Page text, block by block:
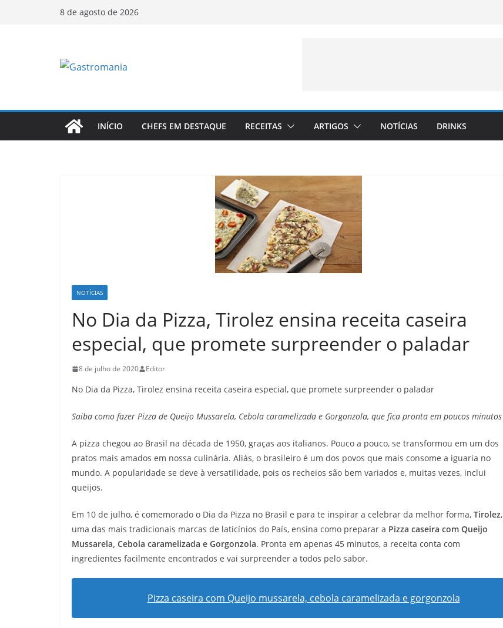
8 de agosto de 2026
INÍCIO CHEFS EM DESTAQUE RECEITAS ARTIGOS NOTÍCIAS DRINKS
NOTÍCIAS
No Dia da Pizza, Tirolez ensina receita caseira
especial, que promete surpreender o paladar
8 de julho de 2020 Editor
No Dia da Pizza, Tirolez ensina receita caseira especial, que promete surpreender o paladar
Saiba como fazer Pizza de Queijo Mussarela, Cebola caramelizada e Gorgonzola, que fica pronta em poucos minutos
A pizza chegou ao Brasil na década de 1950, graças aos italianos. Pouco a pouco, se transformou em um dos
pratos mais amados em nossa culinária. Aliás, o brasileiro é um dos povos que mais consome a iguaria no
mundo. A popularidade se deve à versatilidade, pois os recheios são bem variados e, muitas vezes, inclui
queijos.
Em 10 de julho, é comemorado o Dia da Pizza no Brasil e para te inspirar a celebrar da melhor forma, Tirolez,
uma das mais tradicionais marcas de laticínios do País, ensina como preparar a Pizza caseira com Queijo
Mussarela, Cebola caramelizada e Gorgonzola. Pronta em apenas 45 minutos, a receita conta com
ingredientes facilmente encontrados e vai surpreender a todos pelo sabor.
Pizza caseira com Queijo mussarela, cebola caramelizada e gorgonzola